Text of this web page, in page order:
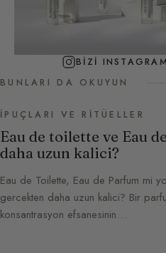
BIZI
BUNLARI DA OKUYUN
İPUÇLARI VE RITÜELLER
Eau de toilette ve Eau
daha uzun kalici?
Eau de Toilette, Eau de Parfum mi
gercekten daha uzun kalici? Bir
konsantrasyon efsanesinin…